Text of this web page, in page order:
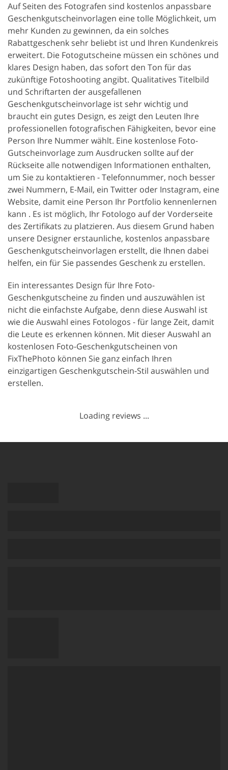
Auf Seiten des Fotografen sind kostenlos anpassbare
Geschenkgutscheinvorlagen eine tolle Möglichkeit, um
mehr Kunden zu gewinnen, da ein solches
Rabattgeschenk sehr beliebt ist und Ihren Kundenkreis
erweitert. Die Fotogutscheine müssen ein schönes und
klares Design haben, das sofort den Ton für das
zukünftige Fotoshooting angibt. Qualitatives Titelbild
und Schriftarten der ausgefallenen
Geschenkgutscheinvorlage ist sehr wichtig und
braucht ein gutes Design, es zeigt den Leuten Ihre
professionellen fotografischen Fähigkeiten, bevor eine
Person Ihre Nummer wählt. Eine kostenlose Foto-
Gutscheinvorlage zum Ausdrucken sollte auf der
Rückseite alle notwendigen Informationen enthalten,
um Sie zu kontaktieren - Telefonnummer, noch besser
zwei Nummern, E-Mail, ein Twitter oder Instagram, eine
Website, damit eine Person Ihr Portfolio kennenlernen
kann . Es ist möglich, Ihr Fotologo auf der Vorderseite
des Zertifikats zu platzieren. Aus diesem Grund haben
unsere Designer erstaunliche, kostenlos anpassbare
Geschenkgutscheinvorlagen erstellt, die Ihnen dabei
helfen, ein für Sie passendes Geschenk zu erstellen.
Ein interessantes Design für Ihre Foto-
Geschenkgutscheine zu finden und auszuwählen ist
nicht die einfachste Aufgabe, denn diese Auswahl ist
wie die Auswahl eines Fotologos - für lange Zeit, damit
die Leute es erkennen können. Mit dieser Auswahl an
kostenlosen Foto-Geschenkgutscheinen von
FixThePhoto können Sie ganz einfach Ihren
einzigartigen Geschenkgutschein-Stil auswählen und
erstellen.
Loading reviews ...